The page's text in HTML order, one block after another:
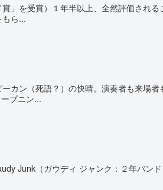
」を受賞）１年半以上、全然評価される
ら...
カン（死語？）の快晴。演奏者も来場者
プニン...
Junk（ガウディ ジャンク：２年バン